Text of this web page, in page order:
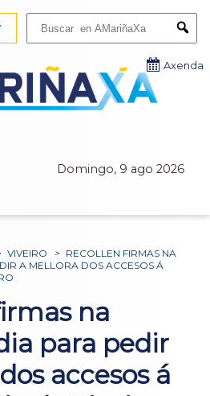
Domingo, 9 ago 2026
Axenda
VIVEIRO > RECOLLEN FIRMAS NA
A MELLORA DOS ACCESOS Á
na
para pedir
accesos á